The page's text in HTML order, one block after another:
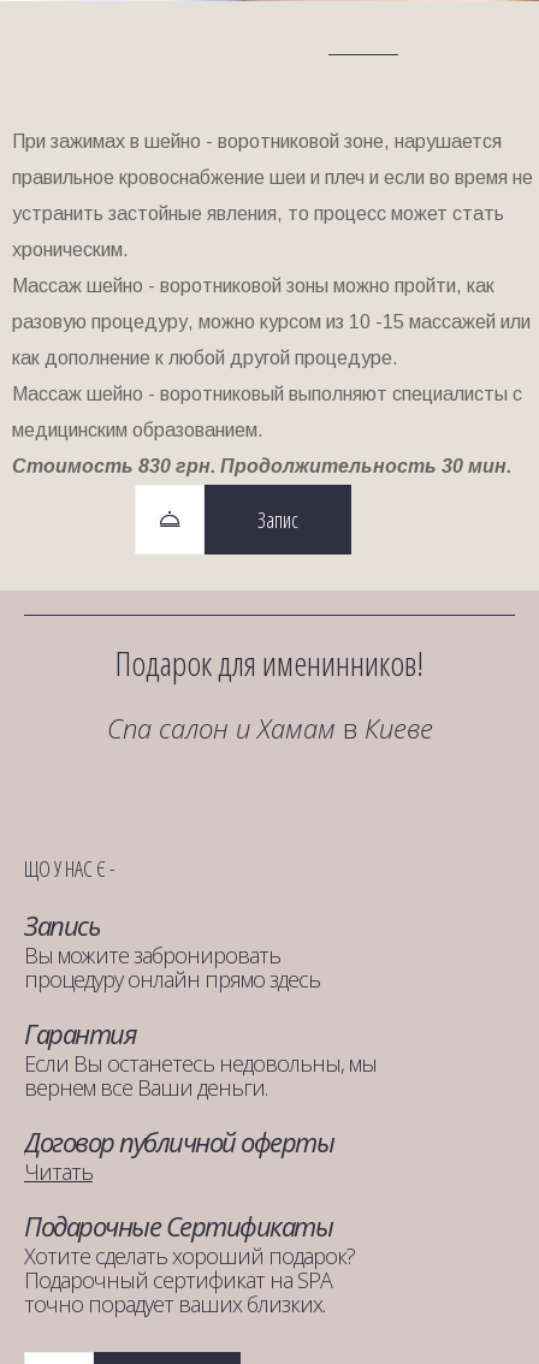
При зажимах в шейно - воротниковой зоне, нарушается
правильное кровоснабжение шеи и плеч и если во время не
устранить застойные явления, то процесс может стать
хроническим.
Массаж шейно - воротниковой зоны можно пройти, как
разовую процедуру, можно курсом из 10 -15 массажей или
как дополнение к любой другой процедуре.
Массаж шейно - воротниковый выполняют специалисты с
медицинским образованием.
Стоимость 830 грн. Продолжительность 30 мин.
Запис
Подарок для именинников!
Спа салон и Хамам в Киеве
ЩО У НАС Є -
Запись
Вы можите забронировать
процедуру онлайн прямо здесь
Гарантия
Если Вы останетесь недовольны, мы
вернем все Ваши деньги.
Договор публичной оферты
Читать
Подарочные Сертификаты
Хотите сделать хороший подарок?
Подарочный сертификат на SPA
точно порадует ваших близких.